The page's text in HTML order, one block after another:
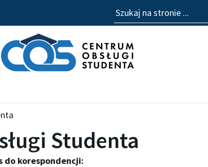
Szukaj
Studenta
do korespondencji: